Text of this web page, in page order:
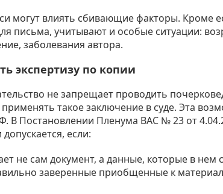
могут влиять сбивающие факторы. Кроме
письма, учитывают и особые ситуации:
заболевания автора.
экспертизу по копии
не запрещает проводить
такое заключение в суде. Эта
В Постановлении Пленума ВАС № 23 от
если:
не сам документ, а данные, которые в нем
заверенные приобщенные к